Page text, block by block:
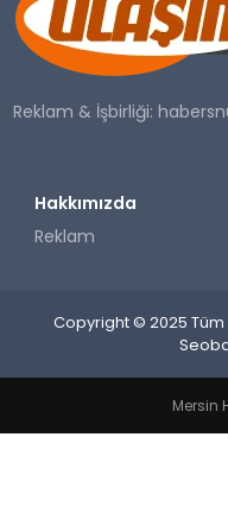
SAĞLIK
YAŞAM
Reklam & İşbirliği:
Hakkımızda
Reklam
Copyright © 2025 Tüm
Mersin